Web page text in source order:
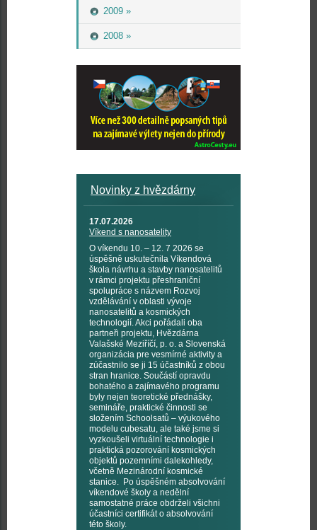
2009 »
2008 »
Novinky z hvězdárny
17.07.2026
Víkend s nanosatelity
O víkendu 10. – 12. 7 2026 se
úspěšně uskutečnila Víkendová
škola návrhu a stavby nanosatelitů
v rámci projektu přeshraniční
spolupráce s názvem Rozvoj
vzdělávání v oblasti vývoje
nanosatelitů a kosmických
technologií. Akci pořádali oba
partneři projektu, Hvězdárna
Valašské Meziříčí, p. o. a Slovenská
organizácia pre vesmírné aktivity a
zúčastnilo se ji 15 účastníků z obou
stran hranice. Součástí opravdu
bohatého a zajímavého programu
byly nejen teoretické přednášky,
semináře, praktické činnosti se
složením Schoolsatů – výukového
modelu cubesatu, ale také jsme si
vyzkoušeli virtuální technologie i
praktická pozorování kosmických
objektů pozemními dalekohledy,
včetně Mezinárodní kosmické
stanice. Po úspěšném absolvování
víkendové školy a nedělní
samostatné práce obdrželi všichni
účastníci certifikát o absolvování
této školy.